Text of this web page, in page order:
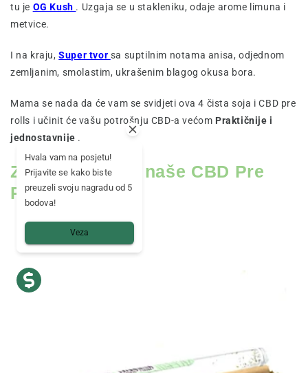
tu je OG Kush . Uzgaja se u stakleniku, odaje arome limuna i
metvice.
I na kraju,Super tvor sa suptilnim notama anisa, odjednom
zemljanim, smolastim, ukrašenim blagog okusa bora.
Mama se nada da će vam se svidjeti ova 4 čista soja i CBD pre
rolls i učinit će vašu potrošnju CBD-a većom Praktičnije i
jednostavnije .
Zašto isprobati naše CBD Pre
Rolls?
Hvala vam na posjetu!
Prijavite se kako biste
preuzeli svoju nagradu od 5
bodova!
Veza